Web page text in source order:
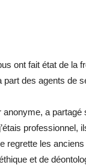
ont fait état de la
des agents de
a
regrette les
et de